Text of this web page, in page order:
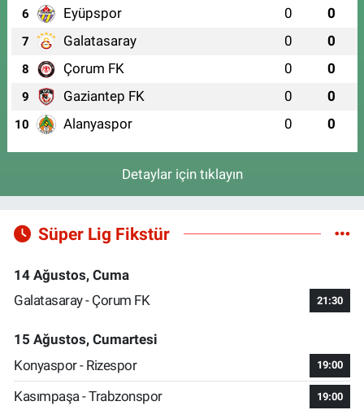
6 Eyüpspor 0 0
7 Galatasaray 0 0
8 Çorum FK 0 0
9 Gaziantep FK 0 0
10 Alanyaspor 0 0
Detaylar için tıklayın
Süper Lig Fikstür
14 Ağustos, Cuma
Galatasaray - Çorum FK
21:30
15 Ağustos, Cumartesi
Konyaspor - Rizespor
19:00
Kasımpaşa - Trabzonspor 19:00